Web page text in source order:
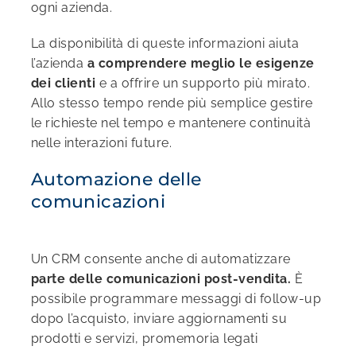
ogni azienda.
La disponibilità di queste informazioni aiuta
l’azienda a comprendere meglio le esigenze
dei clienti e a offrire un supporto più mirato.
Allo stesso tempo rende più semplice gestire
le richieste nel tempo e mantenere continuità
nelle interazioni future.
Automazione delle
comunicazioni
Un CRM consente anche di automatizzare
parte delle comunicazioni post-vendita. È
possibile programmare messaggi di follow-up
dopo l’acquisto, inviare aggiornamenti su
prodotti e servizi, promemoria legati